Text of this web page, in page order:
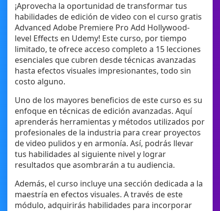
¡Aprovecha la oportunidad de transformar tus
habilidades de edición de video con el curso gratis
Advanced Adobe Premiere Pro Add Hollywood-
level Effects en Udemy! Este curso, por tiempo
limitado, te ofrece acceso completo a 15 lecciones
esenciales que cubren desde técnicas avanzadas
hasta efectos visuales impresionantes, todo sin
costo alguno.
Uno de los mayores beneficios de este curso es su
enfoque en técnicas de edición avanzadas. Aquí
aprenderás herramientas y métodos utilizados por
profesionales de la industria para crear proyectos
de video pulidos y en armonía. Así, podrás llevar
tus habilidades al siguiente nivel y lograr
resultados que asombrarán a tu audiencia.
Además, el curso incluye una sección dedicada a la
maestría en efectos visuales. A través de este
módulo, adquirirás habilidades para incorporar